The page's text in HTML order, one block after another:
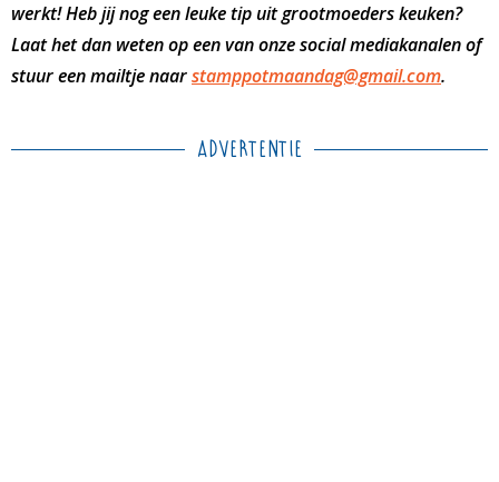
werkt! Heb jij nog een leuke tip uit grootmoeders keuken?
Laat het dan weten op een van onze social mediakanalen of
stuur een mailtje naarstamppotmaandag@gmail.com.
Advertentie